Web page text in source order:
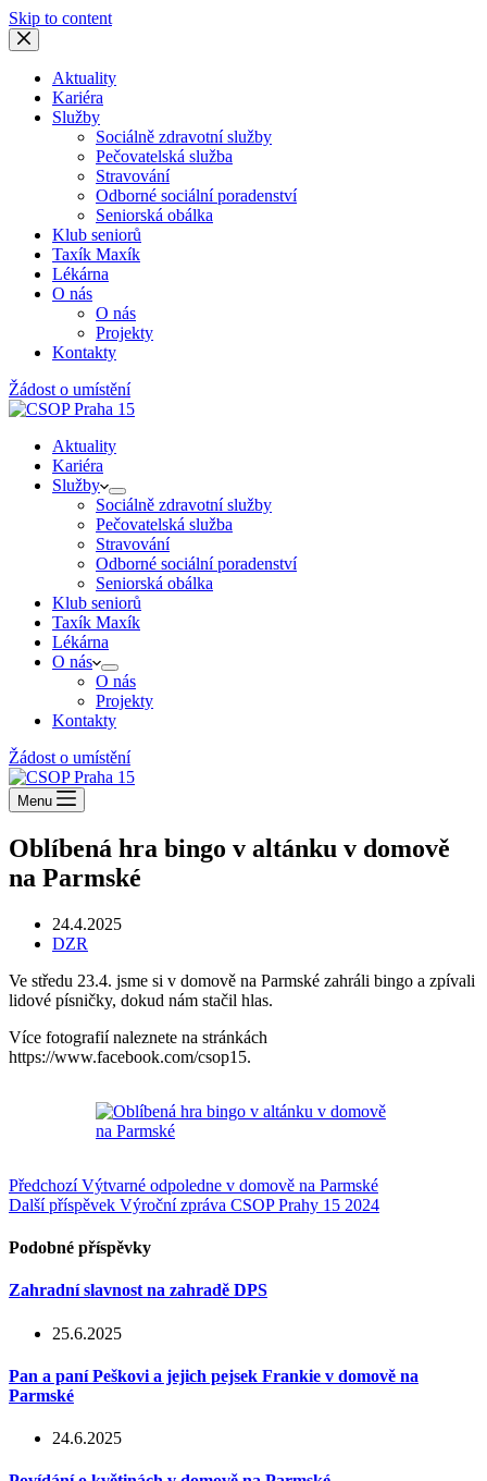
Skip to content
Aktuality
Kariéra
Služby
Sociálně zdravotní služby
Pečovatelská služba
Stravování
Odborné sociální poradenství
Seniorská obálka
Klub seniorů
Taxík Maxík
Lékárna
O nás
O nás
Projekty
Kontakty
Žádost o umístění
Aktuality
Kariéra
Služby
Sociálně zdravotní služby
Pečovatelská služba
Stravování
Odborné sociální poradenství
Seniorská obálka
Klub seniorů
Taxík Maxík
Lékárna
O nás
O nás
Projekty
Kontakty
Žádost o umístění
Menu
Oblíbená hra bingo v altánku v domově
na Parmské
24.4.2025
DZR
Ve středu 23.4. jsme si v domově na Parmské zahráli bingo a zpívali
lidové písničky, dokud nám stačil hlas.
Více fotografií naleznete na stránkách
https://www.facebook.com/csop15.
PředchozíVýtvarné odpoledne v domově na Parmské
Další příspěvek Výroční zpráva CSOP Prahy 15 2024
Podobné příspěvky
Zahradní slavnost na zahradě DPS
25.6.2025
Pan a paní Peškovi a jejich pejsek Frankie v domově na
Parmské
24.6.2025